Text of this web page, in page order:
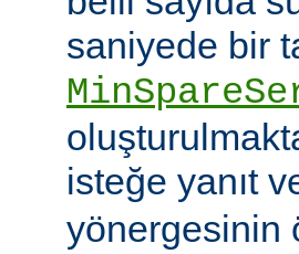
saniyede bir
isteğe yanıt
yönergesinin